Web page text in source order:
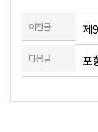
이전글
다음글